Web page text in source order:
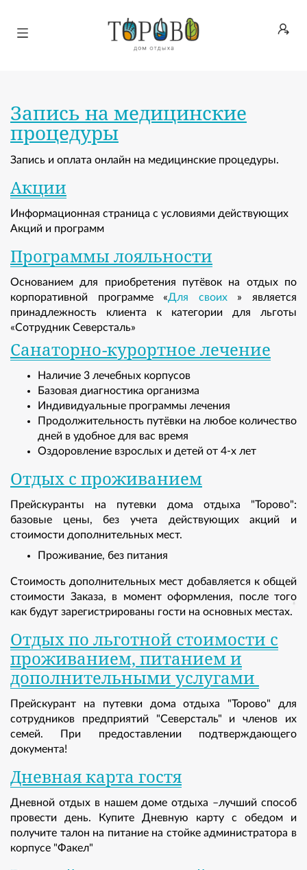
ВОЙТИ
Запись на медицинские
процедуры
Запись и оплата онлайн на медицинские процедуры.
Акции
Информационная страница с условиями действующих
Акций и программ
Программы лояльности
Основанием для приобретения путёвок на отдых по
корпоративной программе «Для своих » является
принадлежность клиента к категории для льготы
«Сотрудник Северсталь»
Санаторно-курортное лечение
Наличие 3 лечебных корпусов
Базовая диагностика организма
Индивидуальные программы лечения
Продолжительность путёвки на любое количество
дней в удобное для вас время
Оздоровление взрослых и детей от 4-х лет
Отдых с проживанием
Прейскуранты на путевки дома отдыха "Торово":
базовые цены, без учета действующих акций и
стоимости дополнительных мест.
Проживание, без питания
Стоимость дополнительных мест добавляется к общей
стоимости Заказа, в момент оформления, после того
как будут зарегистрированы гости на основных местах.
Отдых по льготной стоимости с
проживанием, питанием и
дополнительными услугами
Прейскурант на путевки дома отдыха "Торово" для
сотрудников предприятий "Северсталь" и членов их
семей. При предоставлении подтверждающего
документа!
Дневная карта гостя
Дневной отдых в нашем доме отдыха –лучший способ
провести день. Купите Дневную карту с обедом и
получите талон на питание на стойке администратора в
корпусе "Факел"